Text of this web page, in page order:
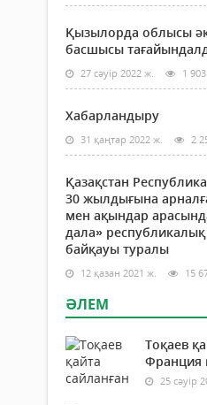
Қызылорда облысы
басшысы
27 сәуір 2022 ж. 1 903
Хабарландыру
31 қаңтар 2022 ж. 2
Қазақстан
30 жылдығына
мен ақындар
дала»
байқауы туралы
12 қазан 2021 ж. 15
ӘЛЕМ
Тоқаев
Франция
25 сәуір